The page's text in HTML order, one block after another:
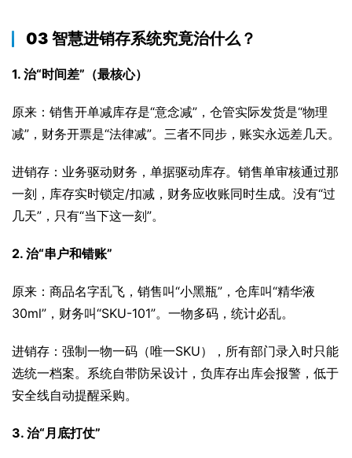
03 智慧进销存系统究竟治什么？
1. 治“时间差”（最核心）
原来：销售开单减库存是“意念减”，仓管实际发货是“物理
减”，财务开票是“法律减”。三者不同步，账实永远差几天。
进销存：业务驱动财务，单据驱动库存。销售单审核通过那
一刻，库存实时锁定/扣减，财务应收账同时生成。没有“过
几天”，只有“当下这一刻”。
2. 治“串户和错账”
原来：商品名字乱飞，销售叫“小黑瓶”，仓库叫“精华液
30ml”，财务叫“SKU-101”。一物多码，统计必乱。
进销存：强制一物一码（唯一SKU），所有部门录入时只能
选统一档案。系统自带防呆设计，负库存出库会报警，低于
安全线自动提醒采购。
3. 治“月底打仗”